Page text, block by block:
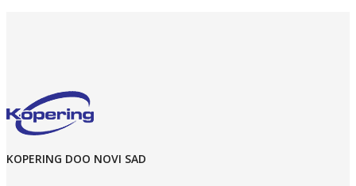
KOPERING DOO NOVI SAD